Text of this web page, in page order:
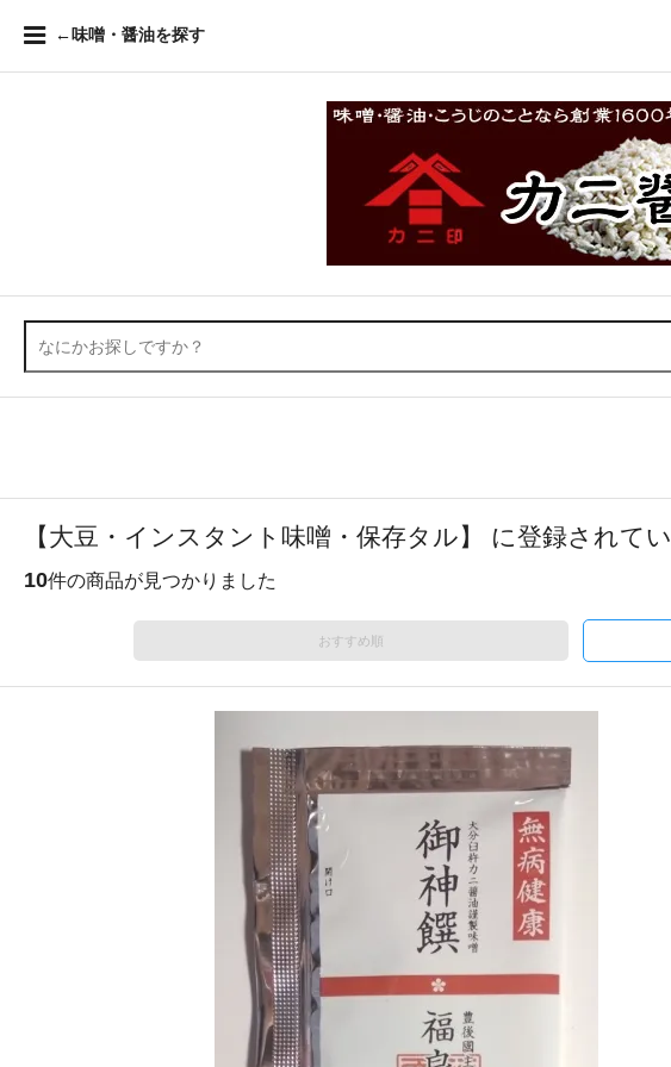
←味噌・醤油を探す
【大豆・インスタント味噌・保存タル】 に登録されて
10件の商品が見つかりました
おすすめ順